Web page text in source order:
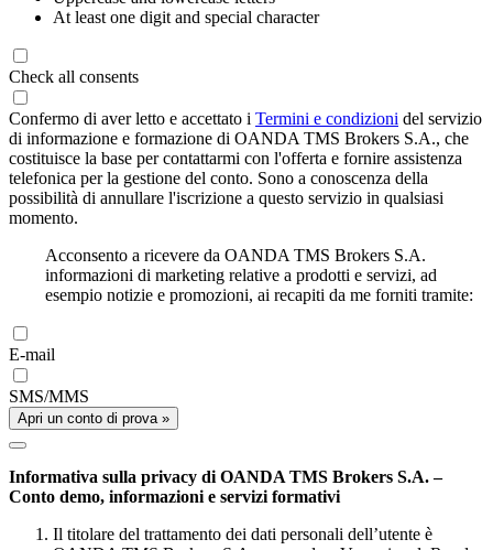
At least one digit and special character
Check all consents
Confermo di aver letto e accettato i Termini e condizioni del servizio
di informazione e formazione di OANDA TMS Brokers S.A., che
costituisce la base per contattarmi con l'offerta e fornire assistenza
telefonica per la gestione del conto. Sono a conoscenza della
possibilità di annullare l'iscrizione a questo servizio in qualsiasi
momento.
Acconsento a ricevere da OANDA TMS Brokers S.A.
informazioni di marketing relative a prodotti e servizi, ad
esempio notizie e promozioni, ai recapiti da me forniti tramite:
E-mail
SMS/MMS
Apri un conto di prova »
Informativa sulla privacy di OANDA TMS Brokers S.A. –
Conto demo, informazioni e servizi formativi
Il titolare del trattamento dei dati personali dell’utente è